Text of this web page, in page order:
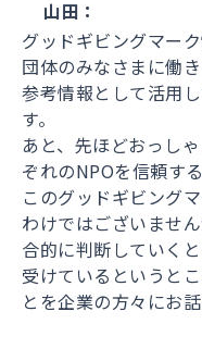
山田：
グッドギビングマー
団体のみなさまに働
参考情報として活用
す。
あと、先ほどおっし
ぞれのNPOを信頼す
このグッドギビング
わけではございませ
合的に判断していく
受けているというと
とを企業の方々にお